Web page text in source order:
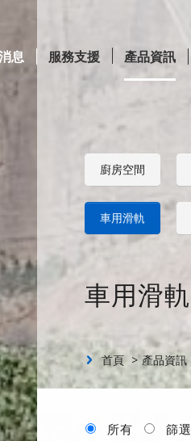
息 服務支援 產品資訊
廚房空間
車用滑軌
車用滑軌
首頁 產品資訊
所有 篩選